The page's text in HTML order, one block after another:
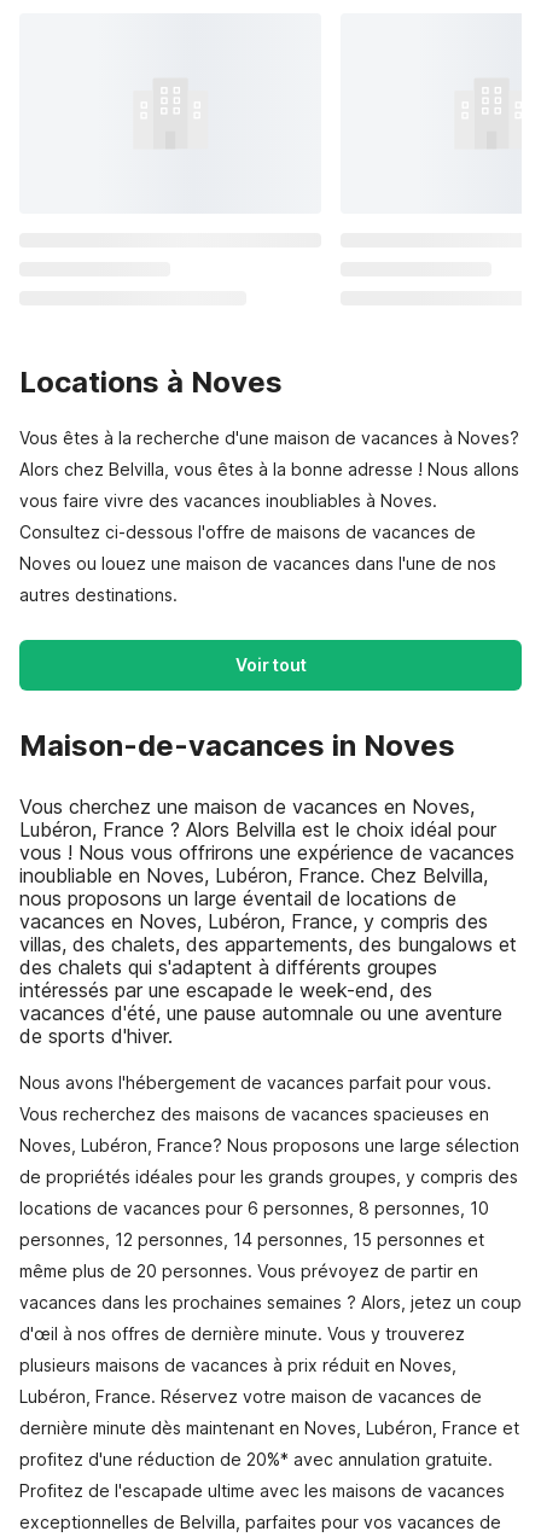
Locations à Noves
Vous êtes à la recherche d'une maison de vacances à Noves?
Alors chez Belvilla, vous êtes à la bonne adresse ! Nous allons
vous faire vivre des vacances inoubliables à Noves.
Consultez ci-dessous l'offre de maisons de vacances de
Noves ou louez une maison de vacances dans l'une de nos
autres destinations.
Voir tout
Maison-de-vacances in Noves
Vous cherchez une maison de vacances en Noves,
Lubéron, France ? Alors Belvilla est le choix idéal pour
vous ! Nous vous offrirons une expérience de vacances
inoubliable en Noves, Lubéron, France. Chez Belvilla,
nous proposons un large éventail de locations de
vacances en Noves, Lubéron, France, y compris des
villas, des chalets, des appartements, des bungalows et
des chalets qui s'adaptent à différents groupes
intéressés par une escapade le week-end, des
vacances d'été, une pause automnale ou une aventure
de sports d'hiver.
Nous avons l'hébergement de vacances parfait pour vous.
Vous recherchez des maisons de vacances spacieuses en
Noves, Lubéron, France? Nous proposons une large sélection
de propriétés idéales pour les grands groupes, y compris des
locations de vacances pour 6 personnes, 8 personnes, 10
personnes, 12 personnes, 14 personnes, 15 personnes et
même plus de 20 personnes. Vous prévoyez de partir en
vacances dans les prochaines semaines ? Alors, jetez un coup
d'œil à nos offres de dernière minute. Vous y trouverez
plusieurs maisons de vacances à prix réduit en Noves,
Lubéron, France. Réservez votre maison de vacances de
dernière minute dès maintenant en Noves, Lubéron, France et
profitez d'une réduction de 20%* avec annulation gratuite.
Profitez de l'escapade ultime avec les maisons de vacances
exceptionnelles de Belvilla, parfaites pour vos vacances de